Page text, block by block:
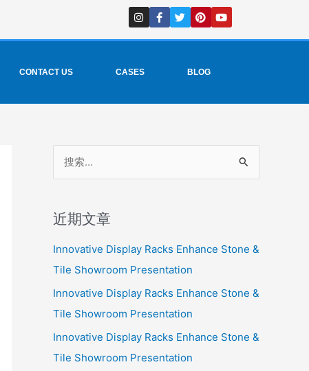
I
n
s
t
r
F
a
c
e
f
T
w
i
t
P
i
n
t
e
Y
o
u
t
CONTACT US CASES BLOG
近期文章
Innovative Display Racks Enhance Stone &
Tile Showroom Presentation
Innovative Display Racks Enhance Stone &
Tile Showroom Presentation
Innovative Display Racks Enhance Stone &
Tile Showroom Presentation